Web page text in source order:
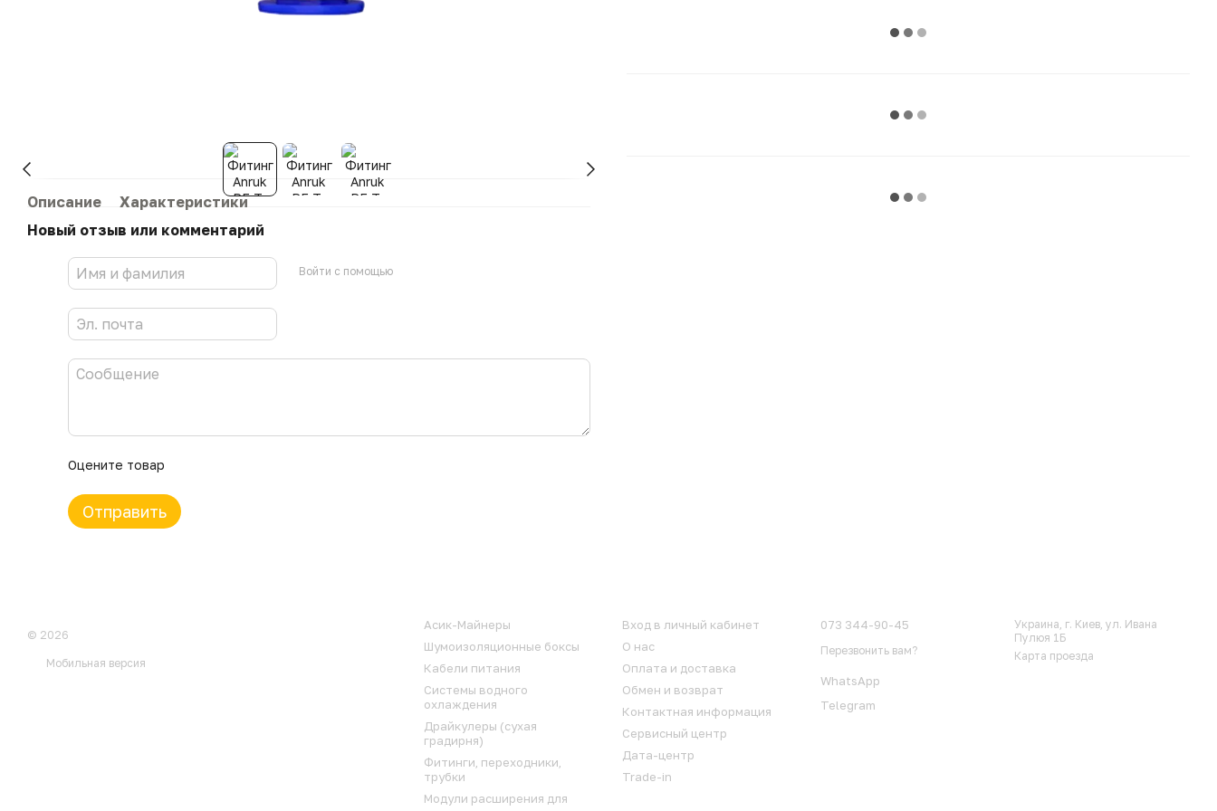
Описание
Характеристики
Новый отзыв или комментарий
Войти с помощью
Оцените товар
Отправить
© 2026
Мобильная версия
Асик-Майнеры
Шумоизоляционные боксы
Кабели питания
Системы водного
охлаждения
Драйкулеры (сухая
градирня)
Фитинги, переходники,
трубки
Модули расширения для
Вход в личный кабинет
О нас
Оплата и доставка
Обмен и возврат
Контактная информация
Сервисный центр
Дата-центр
Trade-in
073 344-90-45
Перезвонить вам?
WhatsApp
Telegram
Украина, г. Киев, ул. Ивана
Пулюя 1Б
Карта проезда